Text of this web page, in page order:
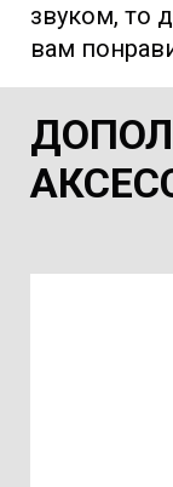
звуком, то
вам